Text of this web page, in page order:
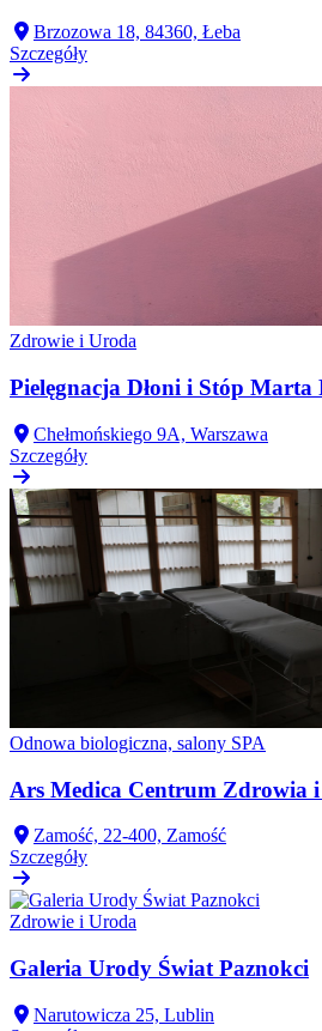
Brzozowa 18, 84360, Łeba
Szczegóły
Zdrowie i Uroda
Pielęgnacja Dłoni i Stóp Marta
Chełmońskiego 9A, Warszawa
Szczegóły
Odnowa biologiczna, salony SPA
Ars Medica Centrum Zdrowia
Zamość, 22-400, Zamość
Szczegóły
Zdrowie i Uroda
Galeria Urody Świat Paznokci
Narutowicza 25, Lublin